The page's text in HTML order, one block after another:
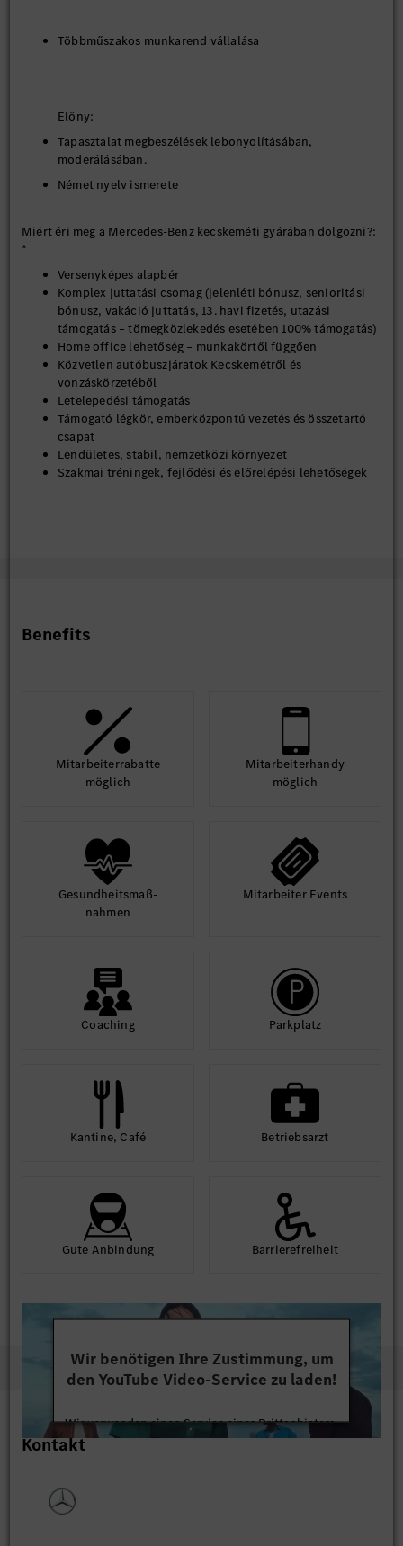
Többműszakos munkarend vállalása
Előny:
Tapasztalat megbeszélések lebonyolításában,
moderálásában.
Német nyelv ismerete
Miért éri meg a Mercedes-Benz kecskeméti gyárában dolgozni?:
*
Versenyképes alapbér
Komplex juttatási csomag (jelenléti bónusz, senioritási
bónusz, vakáció juttatás, 13. havi fizetés, utazási
támogatás – tömegközlekedés esetében 100% támogatás)
Home office lehetőség – munkakörtől függően
Közvetlen autóbuszjáratok Kecskemétről és
vonzáskörzetéből
Letelepedési támogatás
Támogató légkör, emberközpontú vezetés és összetartó
csapat
Lendületes, stabil, nemzetközi környezet
Szakmai tréningek, fejlődési és előrelépési lehetőségek
Egészségmegőrző intézkedések (vállalati pszichológus,
Az innovatív és kreatív ötletek megvalósítását elismerjük
és jutalmazzuk
*A fent felsorolt elemek a munkáltató szabályzatában
meghatározott feltételek szerint vehetőek igénybe.
Hasznosítsd nálunk tudásod és szakmai tapasztalatod, és
csatlakozz folyamatosan bővülő csapatunkhoz!
Amennyiben hirdetésünk felkeltette érdeklődésed, regisztrálj
jelölti adatbázisunkba és töltsd fel szakmai önéletrajzod!
Benefits
Mit­arbeiter­rabatte
möglich
Mit­arbeiter­handy
möglich
Gesund­heits­maß­
nahmen
Mit­arbeiter Events
Coaching Park­platz
Kantine, Café Betriebs­arzt
Gute An­bindung Barriere­frei­heit
Wir benötigen Ihre Zustimmung, um
den YouTube Video-Service zu laden!
Wir verwenden einen Service eines Drittanbieters,
um Videoinhalte einzubetten. Dieser Service kann
Kontakt